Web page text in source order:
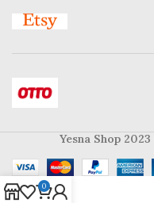
Yesna Shop 2023
0